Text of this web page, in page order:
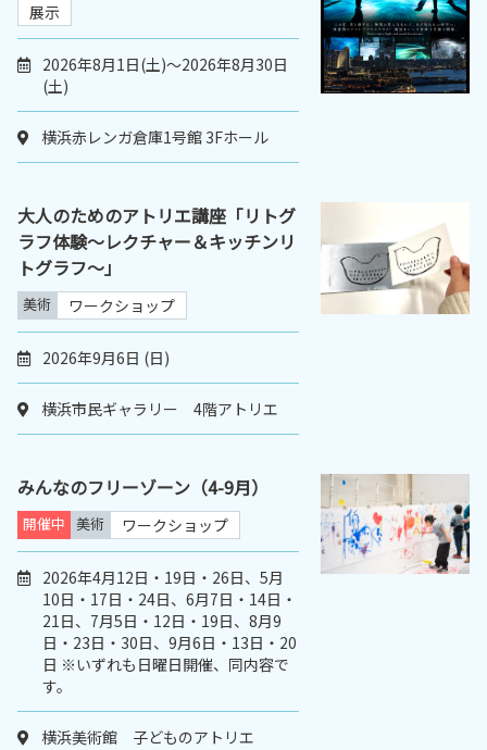
展示
2026年8月1日(土)～2026年8月30日
(土)
横浜赤レンガ倉庫1号館 3Fホール
大人のためのアトリエ講座「リトグ
ラフ体験～レクチャー＆キッチンリ
トグラフ～」
美術 ワークショップ
2026年9月6日 (日)
横浜市民ギャラリー 4階アトリエ
みんなのフリーゾーン（4-9月）
開催中 美術 ワークショップ
2026年4月12日・19日・26日、5月
10日・17日・24日、6月7日・14日・
21日、7月5日・12日・19日、8月9
日・23日・30日、9月6日・13日・20
日 ※いずれも日曜日開催、同内容で
す。
横浜美術館 子どものアトリエ